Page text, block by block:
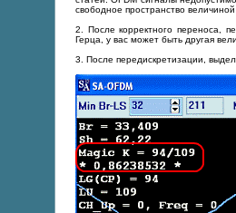
свободное пространство
2. После корректного переноса,
Герца, у вас может быть другая
3. После передискретизации,